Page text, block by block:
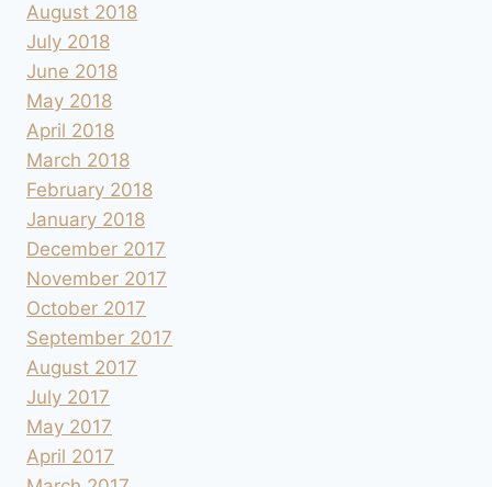
August 2018
July 2018
June 2018
May 2018
April 2018
March 2018
February 2018
January 2018
December 2017
November 2017
October 2017
September 2017
August 2017
July 2017
May 2017
April 2017